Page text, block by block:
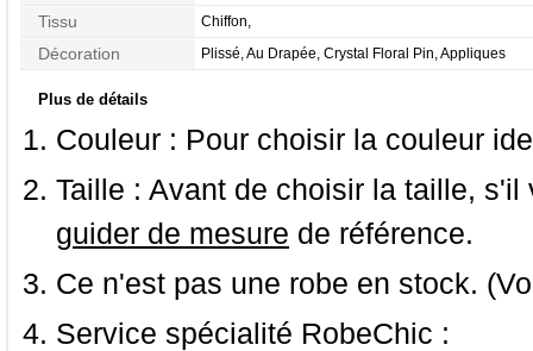
Tissu Chiffon,
Décoration Plissé, Au Drapée, Crystal Floral Pin, Appliques
Plus de détails
Couleur : Pour choisir la couleur
Taille : Avant de choisir la taille,
guider de mesure de référence.
Ce n'est pas une robe en stock.
Service spécialité RobeChic :